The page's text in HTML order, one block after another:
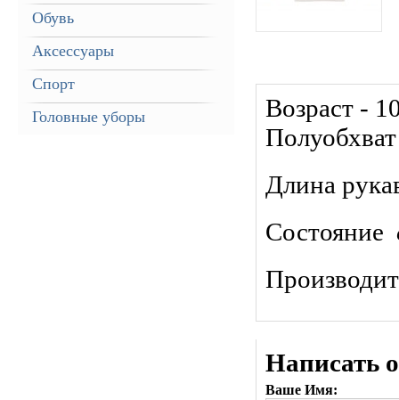
Обувь
Аксессуары
Спорт
Головные уборы
Возраст -
Длина
Состояние
Написать
Ваше Имя: